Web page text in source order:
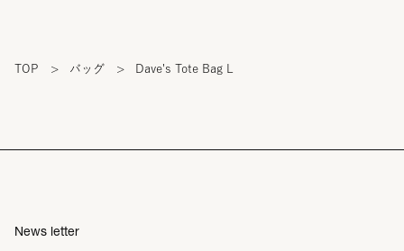
TOP > バッグ > Dave's Tote Bag L
News letter